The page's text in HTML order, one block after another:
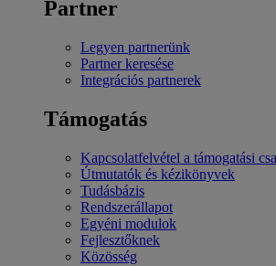
Partner
Legyen partnerünk
Partner keresése
Integrációs partnerek
Támogatás
Kapcsolatfelvétel a támogatási
Útmutatók és kézikönyvek
Tudásbázis
Rendszerállapot
Egyéni modulok
Fejlesztőknek
Közösség